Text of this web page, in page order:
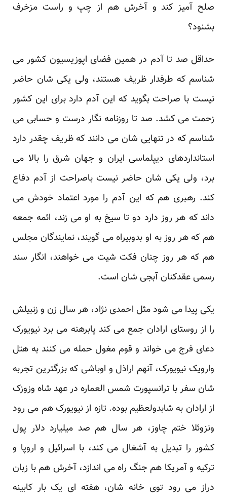
صلح آمیز کند و آخرش هم از چپ و راست مزخرف
بشنود؟
حداقل صد تا آدم در همین فضای اپوزیسیون کشور می
شناسم که طرفدار ظریف هستند، ولی یکی شان حاضر
نیست با صراحت بگوید که این آدم دارد برای این کشور
زحمت می کشد. صد تا روزنامه نگار درست و حسابی می
شناسم که در تنهایی شان می دانند که ظریف چقدر دارد
استانداردهای دیپلماسی ایران و جهان شرق را بالا می
برد، ولی یکی شان حاضر نیست باصراحت از آدم دفاع
کند. رهبری هم که این آدم را مورد اعتماد خودش می
داند که هر روز دارد دو تا سیخ به او می زند، ائمه جمعه
هم که هر روز به او بدوبیراه می گویند، نمایندگان مجلس
هم که هر روز چنان فکت شیت می خواهند، انگار سند
رسمی عقدکنان آبجی شان است.
یکی پیدا می شود مثل احمدی نژاد، هر سال زن و زنبیلش
را از روستای ارادان جمع می کند پابرهنه می برد نیویورک
دعای فرج می خواند و قوم مغول حمله می کنند به هتل
وارویک نیویورک، آنهم اراذل و اوباشی که بزرگترین تجربه
شان سفر با ترانسپورت شمس العماره در عهد شاه وزوزک
از ارادان به شابدولعظیم بوده. تازه از نیویورک هم می رود
ونزوئلا ختم چاوز، هر سال هم صد میلیارد دلار پول
کشور را تبدیل به آشغال می کند، با اسرائیل و اروپا و
ترکیه و آمریکا هم جنگ راه می اندازد، آخرش هم با زبان
دراز می رود توی خانه شان، هفته ای یک بار کابینه